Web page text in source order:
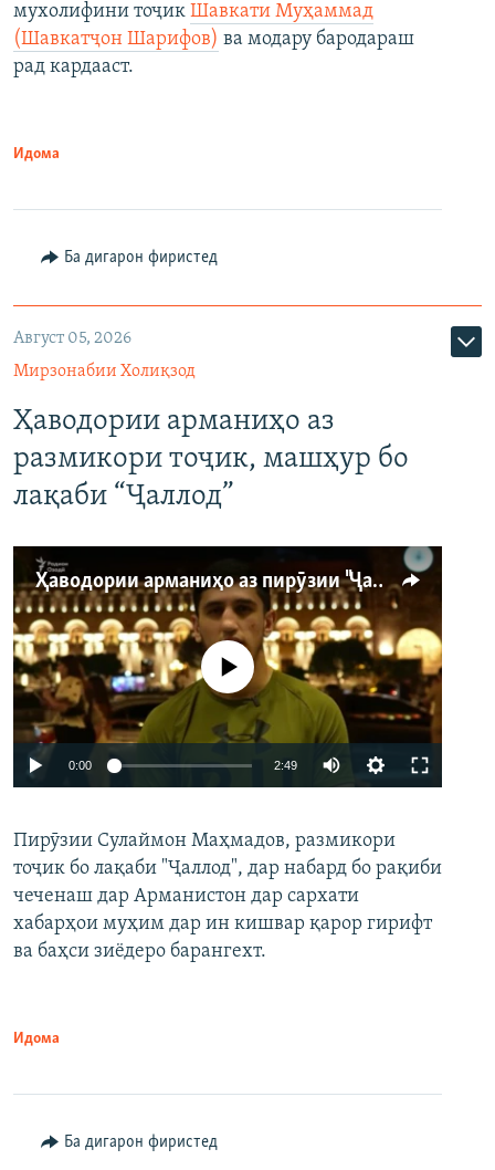
мухолифини тоҷик Шавкати Муҳаммад
(Шавкатҷон Шарифов) ва модару бародараш
рад кардааст.
Идома
Ба дигарон фиристед
Август 05, 2026
Мирзонабии Холиқзод
Ҳаводории арманиҳо аз
размикори тоҷик, машҳур бо
лақаби “Ҷаллод”
Ҳаводории арманиҳо аз пирӯзии "Ҷаллод"-и тоҷик
Auto 240p 360p 480p
720p 1080p
Феълан кор намекунад
0:00 2:49
360p
480p
Пирӯзии Сулаймон Маҳмадов, размикори
тоҷик бо лақаби "Ҷаллод", дар набард бо рақиби
чеченаш дар Арманистон дар сархати
хабарҳои муҳим дар ин кишвар қарор гирифт
ва баҳси зиёдеро барангехт.
Идома
Ба дигарон фиристед